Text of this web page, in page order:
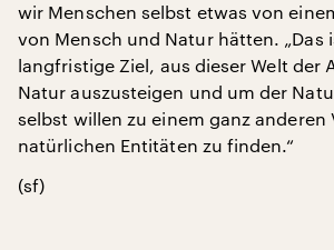
wir Menschen selbst etwas von
von Mensch und Natur hätten. „Das
langfristige Ziel, aus dieser Welt der
Natur auszusteigen und um der
selbst willen zu einem ganz anderen
natürlichen Entitäten zu finden.“
(sf)